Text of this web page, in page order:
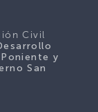
Civil
y
San